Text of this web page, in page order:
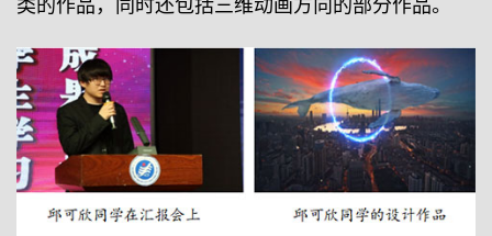
类的作品，同时还包括三维动画方向的部分作品。